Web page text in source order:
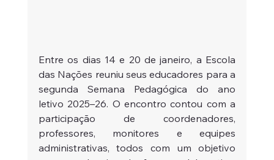
Entre os dias 14 e 20 de janeiro, a Escola
das Nações reuniu seus educadores para a
segunda Semana Pedagógica do ano
letivo 2025–26. O encontro contou com a
participação de coordenadores,
professores, monitores e equipes
administrativas, todos com um objetivo